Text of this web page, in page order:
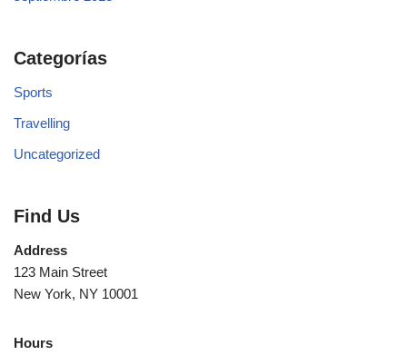
Categorías
Sports
Travelling
Uncategorized
Find Us
Address
123 Main Street
New York, NY 10001
Hours